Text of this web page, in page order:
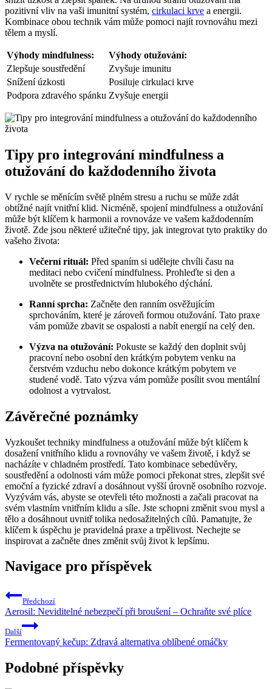
pozitivní vliv na vaši imunitní systém, cirkulaci krve a energii.
Kombinace obou technik vám může pomoci najít rovnováhu mezi
tělem a myslí.
Výhody mindfulness:
Výhody otužování:
Zlepšuje soustředění
Zvyšuje imunitu
Snížení úzkosti
Posiluje cirkulaci krve
Podpora zdravého spánku Zvyšuje energii
Tipy pro integrování mindfulness a
otužování do každodenního života
V rychle se měnícím světě plném stresu a ruchu se může zdát
obtížné najít vnitřní klid. Nicméně, spojení mindfulness a otužování
může být klíčem k harmonii a rovnováze ve vašem každodenním
životě. Zde jsou některé užitečné tipy, jak integrovat tyto praktiky do
vašeho života:
Večerní rituál: Před spaním si udělejte chvíli času na
meditaci nebo cvičení mindfulness. Prohleďte si den a
uvolněte se prostřednictvím hlubokého dýchání.
Ranní sprcha: Začněte den ranním osvěžujícím
sprchováním, které je zároveň formou otužování. Tato praxe
vám pomůže zbavit se ospalosti a nabít energií na celý den.
Výzva na otužování: Pokuste se každý den doplnit svůj
pracovní nebo osobní den krátkým pobytem venku na
čerstvém vzduchu nebo dokonce krátkým pobytem ve
studené vodě. Tato výzva vám pomůže posílit svou mentální
odolnost a vytrvalost.
Závěrečné poznámky
Vyzkoušet techniky mindfulness a otužování může být klíčem k
dosažení vnitřního klidu a rovnováhy ve vašem životě, i když se
nacházíte v chladném prostředí. Tato kombinace sebedůvěry,
soustředění a odolnosti vám může pomoci překonat stres, zlepšit své
emoční a fyzické zdraví a dosáhnout vyšší úrovně osobního rozvoje.
Vyzývám vás, abyste se otevřeli této možnosti a začali pracovat na
svém vlastním vnitřním klidu a síle. Jste schopni změnit svou mysl a
tělo a dosáhnout uvnitř tolika nedosažitelných cílů. Pamatujte, že
klíčem k úspěchu je pravidelná praxe a trpělivost. Nechejte se
inspirovat a začněte dnes změnit svůj život k lepšímu.
Navigace pro příspěvek
Předchozí
Aerosil: Neviditelné nebezpečí při broušení – Ochraňte své plíce
Další
Fermentovaný kečup: Zdravá alternativa oblíbené omáčky
Podobné příspěvky